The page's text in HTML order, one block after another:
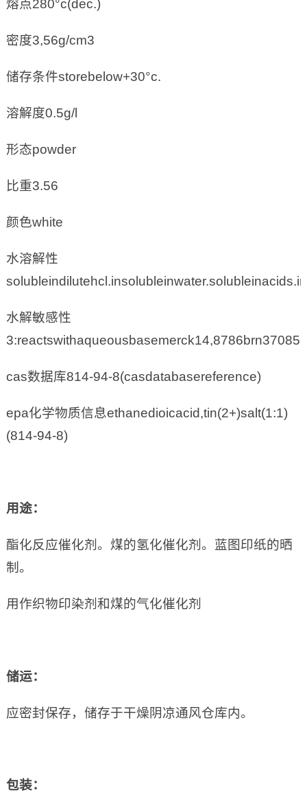
熔点280°c(dec.)
密度3,56g/cm3
储存条件storebelow+30°c.
溶解度0.5g/l
形态powder
比重3.56
颜色white
水溶解性
水解敏感性
cas数据库814-94-8(casdatabasereference)
epa化学物质信息ethanedioicacid,tin(2+)salt(1:1)
(814-94-8)
用途：
酯化反应催化剂。煤的氢化催化剂。蓝图印纸的晒
制。
用作织物印染剂和煤的气化催化剂
储运：
应密封保存，储存于干燥阴凉通风仓库内。
包装：